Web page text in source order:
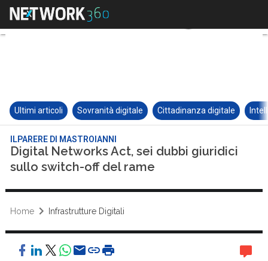
Ultimi articoli Sovranità digitale Cittadinanza digitale
ILPARERE DI MASTROIANNI
Digital Networks Act, sei dubbi giuridici
sullo switch-off del rame
Home Infrastrutture Digitali